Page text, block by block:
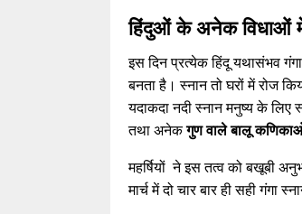
हिंदुओं के अनेक विधाओं
इस दिन प्रत्येक हिंदू यथासंभव
बनता है। स्नान तो घरों में रोज
यदाकदा नदी स्नान मनुष्य के
तथा अनेकगुण वाले बालू
महर्षियों ने इस तत्व को बखूबी
मार्च में दो चार बार ही सही गंगा